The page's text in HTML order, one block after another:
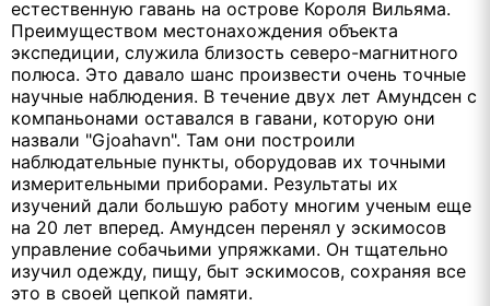
естественную гавань на острове Короля Вильяма.
Преимуществом местонахождения объекта
экспедиции, служила близость северо-магнитного
полюса. Это давало шанс произвести очень точные
научные наблюдения. В течение двух лет Амундсен с
компаньонами оставался в гавани, которую они
назвали "Gjoahavn". Там они построили
наблюдательные пункты, оборудовав их точными
измерительными приборами. Результаты их
изучений дали большую работу многим ученым еще
на 20 лет вперед. Амундсен перенял у эскимосов
управление собачьими упряжками. Он тщательно
изучил одежду, пищу, быт эскимосов, сохраняя все
это в своей цепкой памяти.